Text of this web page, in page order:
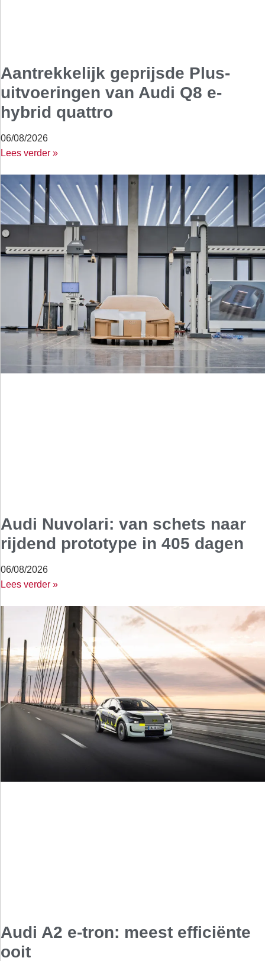
Aantrekkelijk geprijsde Plus-
uitvoeringen van Audi Q8 e-
hybrid quattro
06/08/2026
Lees verder »
Audi Nuvolari: van schets naar
rijdend prototype in 405 dagen
06/08/2026
Lees verder »
Audi A2 e-tron: meest efficiënte
ooit